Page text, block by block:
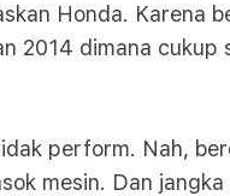
Honda. Karena
2014 dimana
perform. Nah,
mesin. Dan